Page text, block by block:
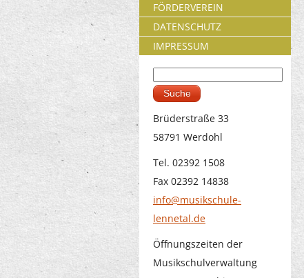
FÖRDERVEREIN
DATENSCHUTZ
IMPRESSUM
Suchformular
Brüderstraße 33
58791 Werdohl
Tel. 02392 1508
Fax 02392 14838
info@musikschule-
lennetal.de
Öffnungszeiten der
Musikschulverwaltung